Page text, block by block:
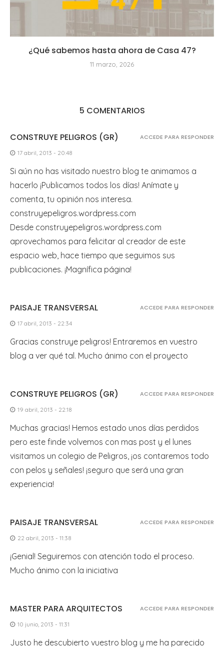
¿Qué sabemos hasta ahora de Casa 47?
11 marzo, 2026
5 COMENTARIOS
CONSTRUYE PELIGROS (GR)
17 abril, 2013 - 20:48
Si aún no has visitado nuestro blog te animamos a
hacerlo ¡Publicamos todos los días! Anímate y
comenta, tu opinión nos interesa.
construyepeligros.wordpress.com
Desde construyepeligros.wordpress.com
aprovechamos para felicitar al creador de este
espacio web, hace tiempo que seguimos sus
publicaciones. ¡Magnífica página!
ACCEDE PARA RESPONDER
PAISAJE TRANSVERSAL
17 abril, 2013 - 22:34
Gracias construye peligros! Entraremos en vuestro
blog a ver qué tal. Mucho ánimo con el proyecto
ACCEDE PARA RESPONDER
CONSTRUYE PELIGROS (GR)
19 abril, 2013 - 22:18
Muchas gracias! Hemos estado unos días perdidos
pero este finde volvemos con mas post y el lunes
visitamos un colegio de Peligros, ¡os contaremos todo
con pelos y señales! ¡seguro que será una gran
experiencia!
ACCEDE PARA RESPONDER
PAISAJE TRANSVERSAL
22 abril, 2013 - 11:38
¡Genial! Seguiremos con atención todo el proceso.
Mucho ánimo con la iniciativa
ACCEDE PARA RESPONDER
MASTER PARA ARQUITECTOS
10 junio, 2013 - 11:31
Justo he descubierto vuestro blog y me ha parecido
ACCEDE PARA RESPONDER